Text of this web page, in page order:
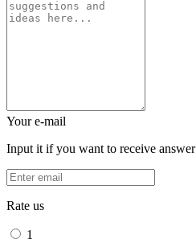
Your e-mail
Input it if you want to receive answer
Rate us
1